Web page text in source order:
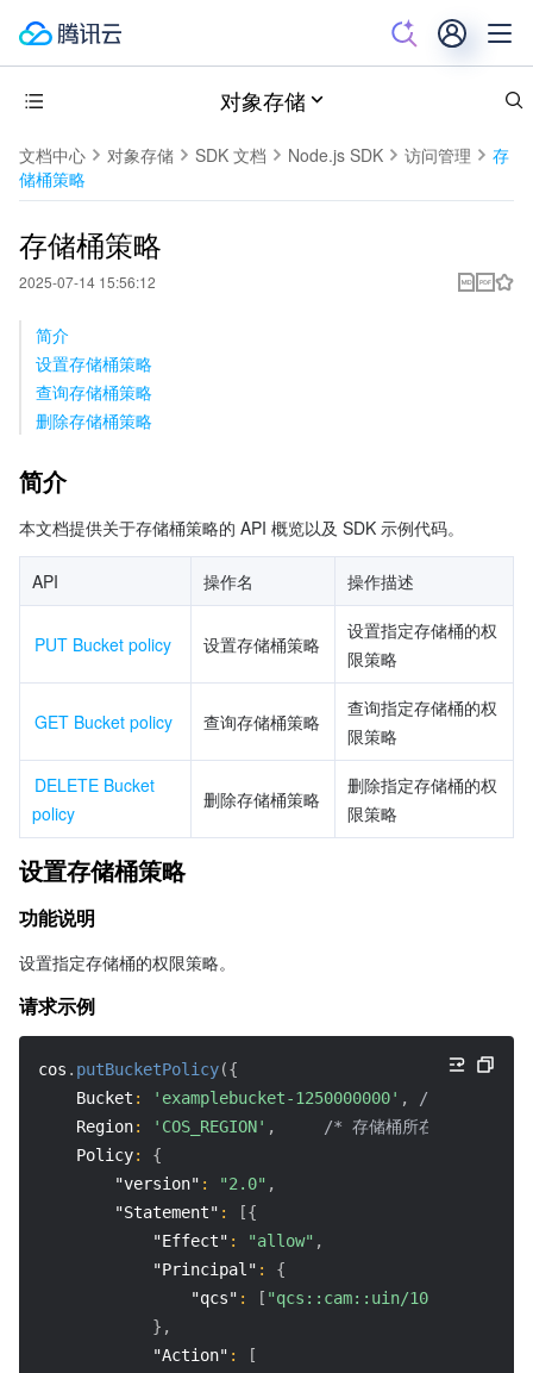
对象存储
文档中心 对象存储 SDK 文档 Node.js SDK 访问管理
存
储桶策略
存储桶策略
2025-07-14 15:56:12
简介
设置存储桶策略
查询存储桶策略
删除存储桶策略
简介
本文档提供关于存储桶策略的 API 概览以及 SDK 示例代码。
API 操作名 操作描述
PUT Bucket policy 设置存储桶策略
设置指定存储桶的权
限策略
GET Bucket policy 查询存储桶策略
查询指定存储桶的权
限策略
DELETE Bucket
policy
删除存储桶策略
删除指定存储桶的权
限策略
设置存储桶策略
功能说明
设置指定存储桶的权限策略。
请求示例
cos . putBucketPolicy({
Bucket : 'examplebucket-1250000000' ,
/* 必须 */
Region: 'COS_REGION' ,
/* 存储桶所在地域，必须
Policy:
{
"version" : "2.0" ,
"Statement" : [{
"Effect" : "allow" ,
"Principal" :
{
"qcs" : [ "qcs::cam::uin/
} ,
"Action" :
[